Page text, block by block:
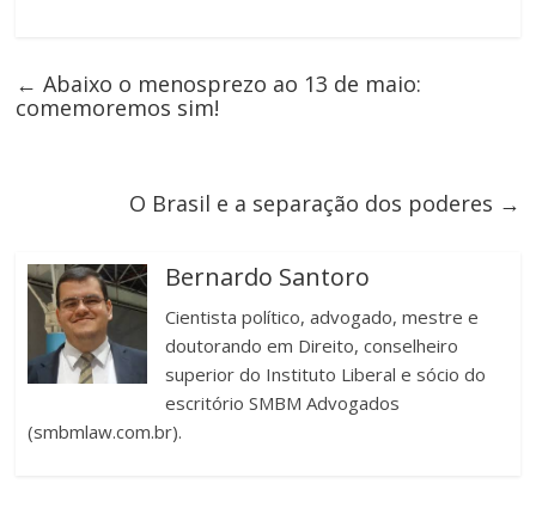
← Abaixo o menosprezo ao 13 de maio:
comemoremos sim!
O Brasil e a separação dos poderes →
Bernardo Santoro
Cientista político, advogado, mestre e
doutorando em Direito, conselheiro
superior do Instituto Liberal e sócio do
escritório SMBM Advogados
(smbmlaw.com.br).